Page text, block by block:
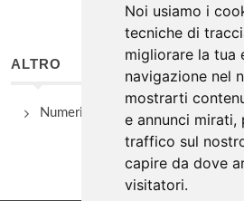
Noi usiamo i
tecniche di
migliorare la tua
navigazione nel
mostrarti
e annunci mirati,
traffico sul
capire da dove
visitatori.
ALTRO
Numeri Utili